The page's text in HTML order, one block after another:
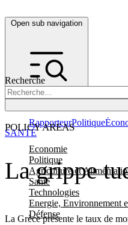
Open sub navigation
Recherche
POLICY AREAS
Economie
Politique
Agriculture et
Santé
Technologies
Energie, Environnement
Défense
RapporteurPolitique
La grippe
La Grèce présente le taux de
SANTÉ